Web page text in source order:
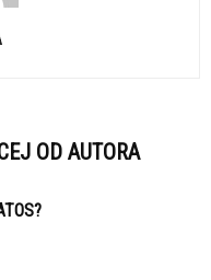
OD AUTORA